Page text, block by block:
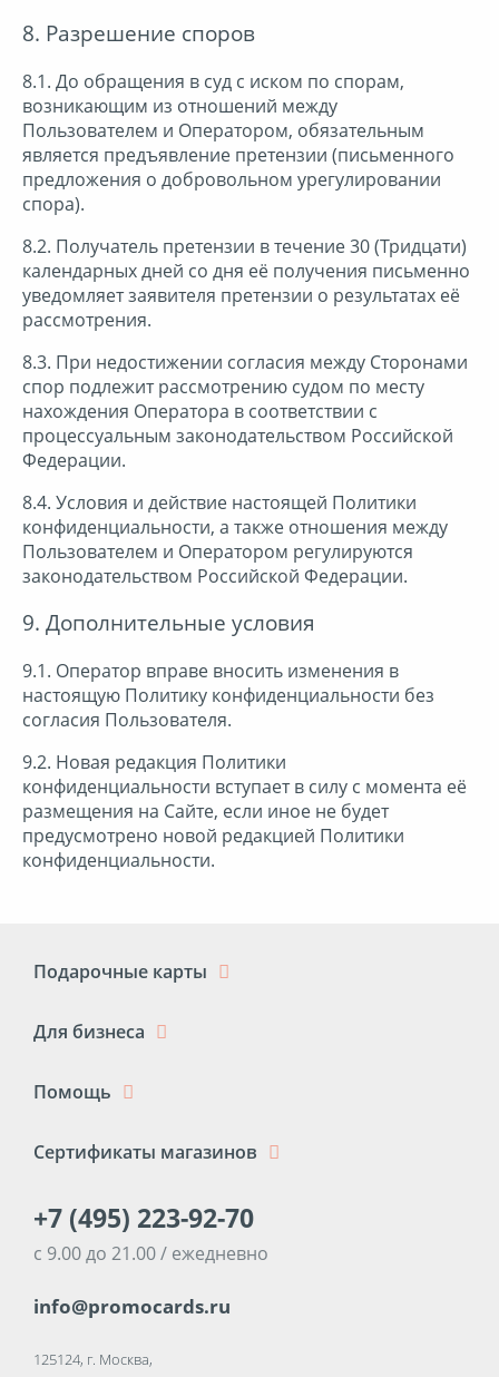
8. Разрешение споров
8.1. До обращения в суд с иском по спорам,
возникающим из отношений между
Пользователем и Оператором, обязательным
является предъявление претензии (письменного
предложения о добровольном урегулировании
спора).
8.2. Получатель претензии в течение 30 (Тридцати)
календарных дней со дня её получения письменно
уведомляет заявителя претензии о результатах её
рассмотрения.
8.3. При недостижении согласия между Сторонами
спор подлежит рассмотрению судом по месту
нахождения Оператора в соответствии с
процессуальным законодательством Российской
Федерации.
8.4. Условия и действие настоящей Политики
конфиденциальности, а также отношения между
Пользователем и Оператором регулируются
законодательством Российской Федерации.
9. Дополнительные условия
9.1. Оператор вправе вносить изменения в
настоящую Политику конфиденциальности без
согласия Пользователя.
9.2. Новая редакция Политики
конфиденциальности вступает в силу с момента её
размещения на Сайте, если иное не будет
предусмотрено новой редакцией Политики
конфиденциальности.
Подарочные карты
Для бизнеса
Помощь
Сертификаты магазинов
+7 (495) 223-92-70
с 9.00 до 21.00 / ежедневно
info@promocards.ru
125124, г. Москва,